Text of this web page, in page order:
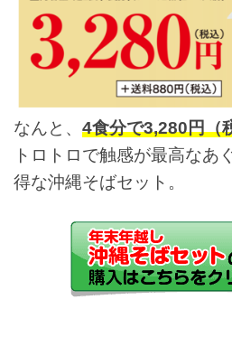
なんと、 4食分で3,280円（
トロトロで触感が最高なあ
得な沖縄そばセット。